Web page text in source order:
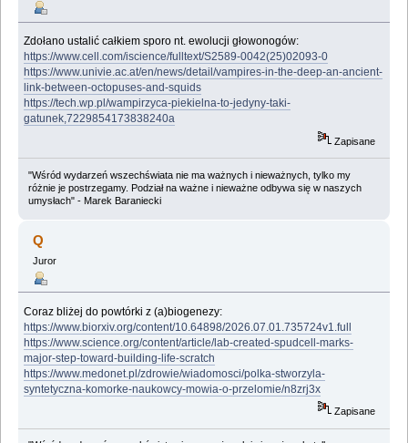
Zdołano ustalić całkiem sporo nt. ewolucji głowonogów:
https://www.cell.com/iscience/fulltext/S2589-0042(25)02093-0
https://www.univie.ac.at/en/news/detail/vampires-in-the-deep-an-ancient-
link-between-octopuses-and-squids
https://tech.wp.pl/wampirzyca-piekielna-to-jedyny-taki-
gatunek,7229854173838240a
Zapisane
"Wśród wydarzeń wszechświata nie ma ważnych i nieważnych, tylko my
różnie je postrzegamy. Podział na ważne i nieważne odbywa się w naszych
umysłach" - Marek Baraniecki
Q
Juror
Coraz bliżej do powtórki z (a)biogenezy:
https://www.biorxiv.org/content/10.64898/2026.07.01.735724v1.full
https://www.science.org/content/article/lab-created-spudcell-marks-
major-step-toward-building-life-scratch
https://www.medonet.pl/zdrowie/wiadomosci/polka-stworzyla-
syntetyczna-komorke-naukowcy-mowia-o-przelomie/n8zrj3x
Zapisane